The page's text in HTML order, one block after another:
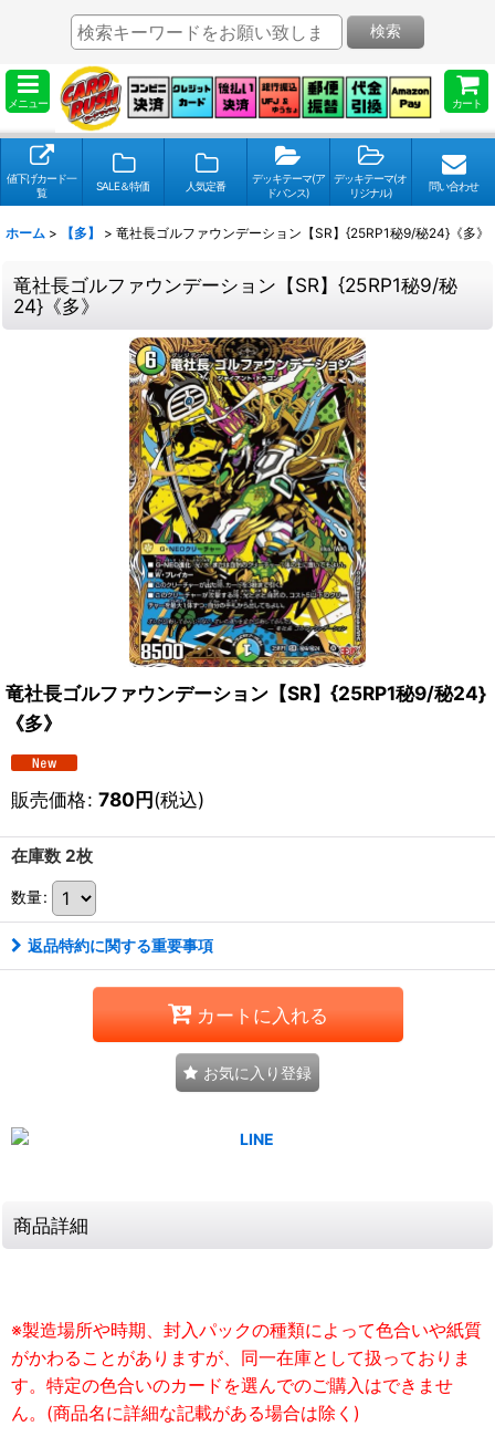
メニュー カート
検索
値下げカード一
覧
SALE＆特価 人気定番
デッキテーマ(ア
ドバンス)
デッキテーマ(オ
リジナル)
問い合わせ
ホーム > 【多】 > 竜社長ゴルファウンデーション【SR】{25RP1秘9/秘24}《多》
竜社長ゴルファウンデーション【SR】{25RP1秘9/秘
24}《多》
竜社長ゴルファウンデーション【SR】{25RP1秘9/秘24}
《多》
販売価格: 780円(税込)
在庫数 2枚
数量:
返品特約に関する重要事項
カートに入れる
お気に入り登録
商品詳細
※製造場所や時期、封入パックの種類によって色合いや紙質
がかわることがありますが、同一在庫として扱っておりま
す。特定の色合いのカードを選んでのご購入はできませ
ん。(商品名に詳細な記載がある場合は除く)